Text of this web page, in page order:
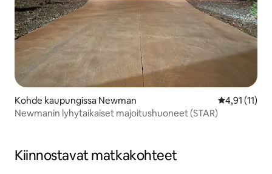
Kohde kaupungissa Newman
4,91 (11)
Newmanin lyhytaikaiset majoitushuoneet (STAR)
Kiinnostavat matkakohteet